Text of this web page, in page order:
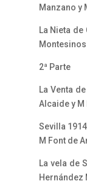
Manzano y
La
Montesinos
2ª Parte
La
Alcaide y M
Sevilla
M Font de
La
Hernández